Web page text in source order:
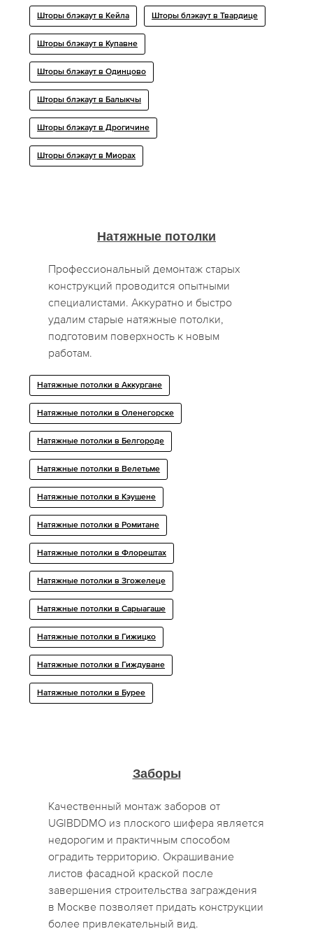
Шторы блэкаут в Кейла Шторы блэкаут в Твардице
Шторы блэкаут в Купавне
Шторы блэкаут в Одинцово
Шторы блэкаут в Балыкчы
Шторы блэкаут в Дрогичине
Шторы блэкаут в Миорах
Натяжные потолки
Профессиональный демонтаж старых
конструкций проводится опытными
специалистами. Аккуратно и быстро
удалим старые натяжные потолки,
подготовим поверхность к новым
работам.
Натяжные потолки в Аккургане
Натяжные потолки в Оленегорске
Натяжные потолки в Белгороде
Натяжные потолки в Велетьме
Натяжные потолки в Кэушене
Натяжные потолки в Ромитане
Натяжные потолки в Флорештах
Натяжные потолки в Згожелеце
Натяжные потолки в Сарыагаше
Натяжные потолки в Гижицко
Натяжные потолки в Гиждуване
Натяжные потолки в Бурее
Заборы
Качественный монтаж заборов от
UGIBDDMO из плоского шифера является
недорогим и практичным способом
оградить территорию. Окрашивание
листов фасадной краской после
завершения строительства заграждения
в Москве позволяет придать конструкции
более привлекательный вид.